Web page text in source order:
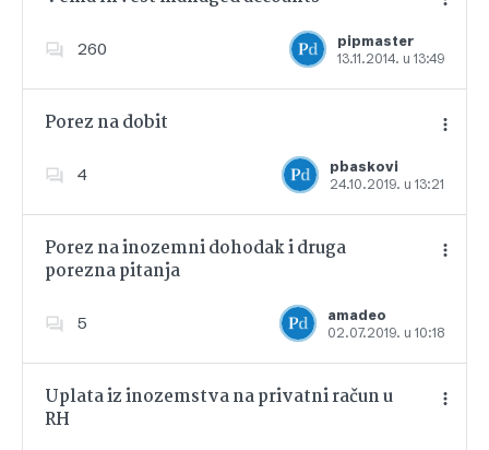
260
pipmaster
13.11.2014. u 13:49
Dodajte u favorite
Porez na dobit
4
pbaskovi
24.10.2019. u 13:21
Dodajte u favorite
Porez na inozemni dohodak i druga
porezna pitanja
5
amadeo
02.07.2019. u 10:18
Dodajte u favorite
Uplata iz inozemstva na privatni račun u
RH